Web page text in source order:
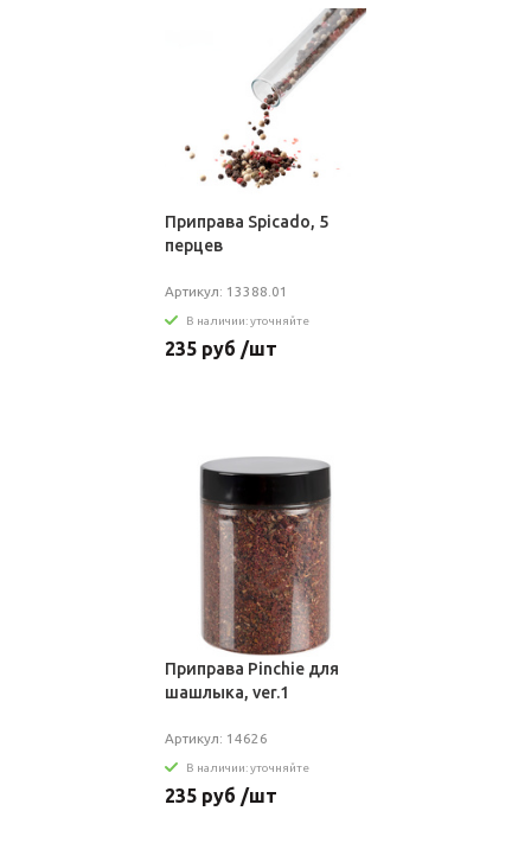
Приправа Spicado, 5
перцев
Артикул: 13388.01
В наличии: уточняйте
235 руб /шт
Приправа Pinchie для
шашлыка, ver.1
Артикул: 14626
В наличии: уточняйте
235 руб /шт